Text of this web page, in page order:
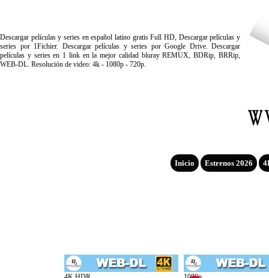
Descargar películas y series en español latino gratis Full HD, Descargar películas y
series por 1Fichier. Descargar películas y series por Google Drive. Descargar
películas y series en 1 link en la mejor calidad bluray REMUX, BDRip, BRRip,
WEB-DL. Resolución de video: 4k - 1080p - 720p.
Inicio Estrenos 2026